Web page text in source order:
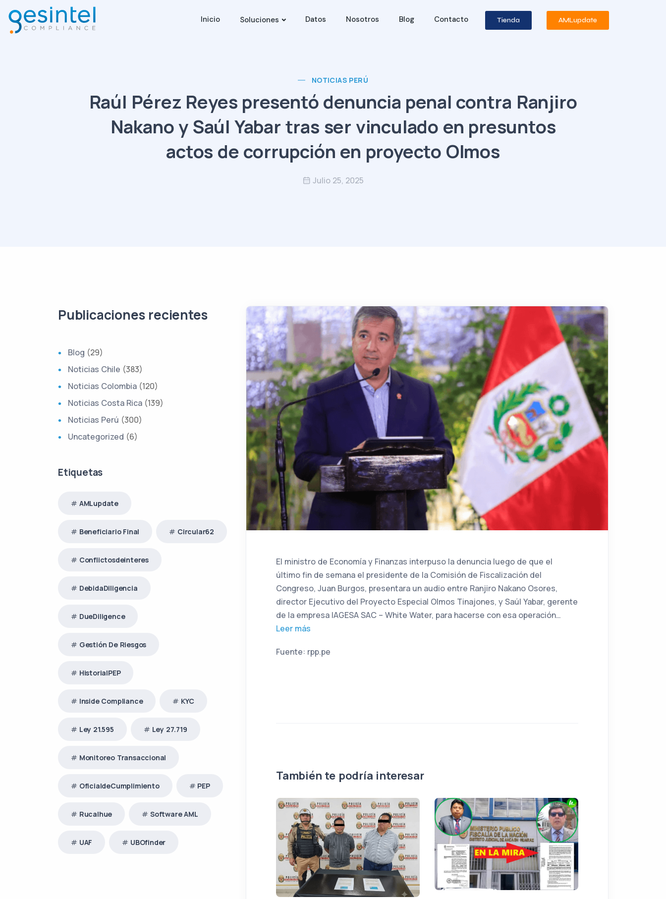
Inicio Soluciones Datos Nosotros Blog Contacto Tienda AMLupdate
NOTICIAS PERÚ
Raúl Pérez Reyes presentó denuncia penal contra Ranjiro
Nakano y Saúl Yabar tras ser vinculado en presuntos
actos de corrupción en proyecto Olmos
Julio 25, 2025
El ministro de Economía y Finanzas interpuso la denuncia luego de que el
último fin de semana el presidente de la Comisión de Fiscalización del
Congreso, Juan Burgos, presentara un audio entre Ranjiro Nakano Osores,
director Ejecutivo del Proyecto Especial Olmos Tinajones, y Saúl Yabar, gerente
de la empresa IAGESA SAC – White Water, para hacerse con esa operación…
Leer más
Fuente: rpp.pe
También te podría interesar
Publicaciones recientes
Blog (29)
Noticias Chile (383)
Noticias Colombia (120)
Noticias Costa Rica (139)
Noticias Perú (300)
Uncategorized (6)
Etiquetas
AMLupdate
Beneficiario Final Circular62
Conflictosdeinteres
DebidaDiligencia
DueDiligence
Gestión De Riesgos
HistorialPEP
Inside Compliance KYC
Ley 21.595 Ley 27.719
Monitoreo Transaccional
OficialdeCumplimiento PEP
Rucalhue Software AML
UAF UBOfinder